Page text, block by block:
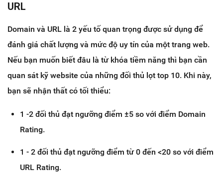
URL
Domain và URL là 2 yếu tố quan trọng được sử dụng để
đánh giá chất lượng và mức độ uy tín của một trang web.
Nếu bạn muốn biết đâu là từ khóa tiềm năng thì bạn cần
quan sát kỹ website của những đối thủ lọt top 10. Khi này,
bạn sẽ nhận thất có tối thiểu:
1 -2 đối thủ đạt ngưỡng điểm ±5 so với điểm Domain
Rating.
1 - 2 đối thủ đạt ngưỡng điểm từ 0 đến <20 so với điểm
URL Rating.